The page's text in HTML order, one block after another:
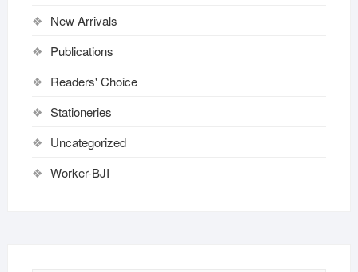
New Arrivals
Publications
Readers' Choice
Stationeries
Uncategorized
Worker-BJI